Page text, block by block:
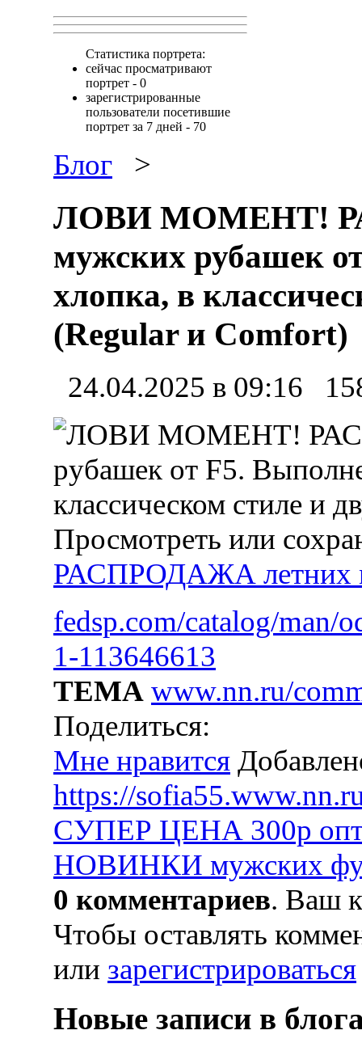
Статистика портрета:
сейчас просматривают
портрет - 0
зарегистрированные
пользователи посетившие
портрет за 7 дней - 70
Блог >
ЛОВИ МОМЕНТ!
мужских рубашек
хлопка, в
(Regular и Comfort)
24.04.2025 в 09:16
Просмотреть или
РАСПРОДАЖА летних
fedsp.com/catalog/man/
1-113646613
ТЕМА www.nn.ru/
Поделиться:
Мне нравится
https://
СУПЕР ЦЕНА 300р
НОВИНКИ мужских
0 комментариев. Ваш
Чтобы оставлять
или зарегистрироваться
Новые записи в